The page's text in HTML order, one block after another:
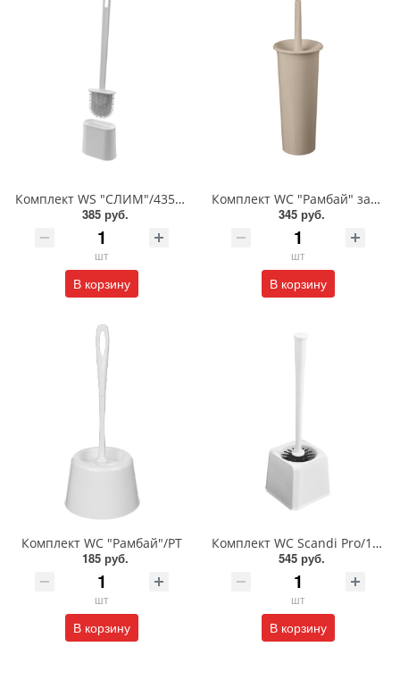
Комплект WS "СЛИМ"/4352106/БП
385 руб.
шт
В корзину
Комплект WC "Рамбай" закрытый/221302225
345 руб.
шт
В корзину
Комплект WC "Рамбай"/РТ
185 руб.
шт
В корзину
Комплект WC Scandi Pro/129/БП
545 руб.
шт
В корзину